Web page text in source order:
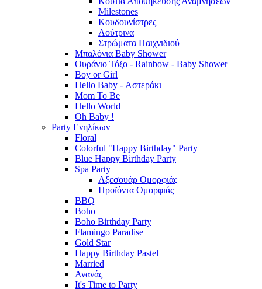
Milestones
Κουδουνίστρες
Λούτρινα
Στρώματα Παιχνιδιού
Μπαλόνια Baby Shower
Ουράνιο Τόξο - Rainbow - Baby Shower
Boy or Girl
Hello Baby - Αστεράκι
Mom To Be
Hello World
Oh Baby !
Party Ενηλίκων
Floral
Colorful "Happy Birthday" Party
Blue Happy Birthday Party
Spa Party
Αξεσουάρ Ομορφιάς
Προϊόντα Ομορφιάς
BBQ
Boho
Boho Birthday Party
Flamingo Paradise
Gold Star
Happy Birthday Pastel
Married
Ανανάς
It's Time to Party